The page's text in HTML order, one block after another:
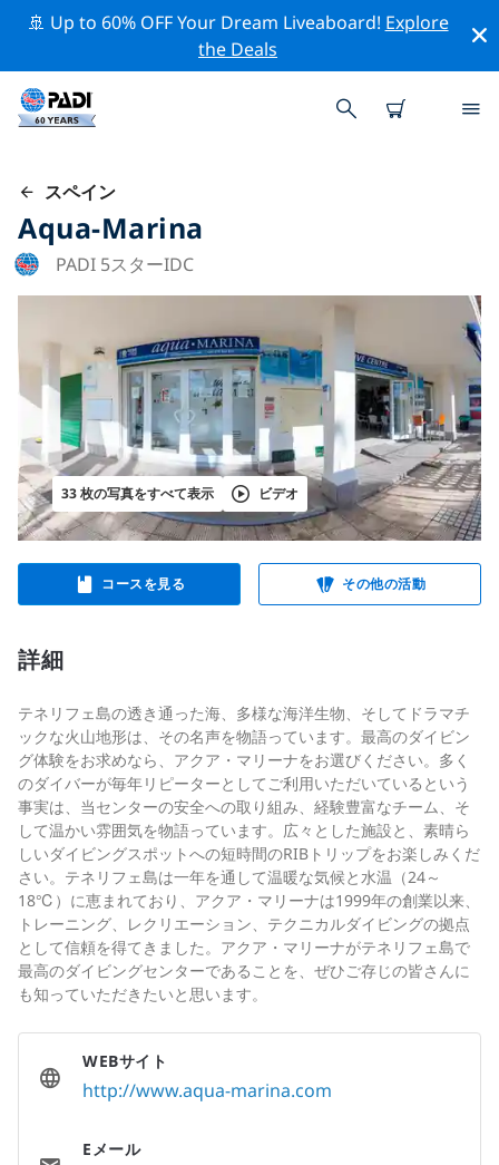
🚢 Up to 60% OFF Your Dream Liveaboard! Explore
the Deals
スペイン
Aqua-Marina
PADI 5スターIDC
33 枚の写真をすべて表示 ビデオ
コースを見る その他の活動
詳細
テネリフェ島の透き通った海、多様な海洋生物、そしてドラマチ
ックな火山地形は、その名声を物語っています。最高のダイビン
グ体験をお求めなら、アクア・マリーナをお選びください。多く
のダイバーが毎年リピーターとしてご利用いただいているという
事実は、当センターの安全への取り組み、経験豊富なチーム、そ
して温かい雰囲気を物語っています。広々とした施設と、素晴ら
しいダイビングスポットへの短時間のRIBトリップをお楽しみくだ
さい。テネリフェ島は一年を通して温暖な気候と水温（24～
18℃）に恵まれており、アクア・マリーナは1999年の創業以来、
トレーニング、レクリエーション、テクニカルダイビングの拠点
として信頼を得てきました。アクア・マリーナがテネリフェ島で
最高のダイビングセンターであることを、ぜひご存じの皆さんに
も知っていただきたいと思います。
WEBサイト
http://www.aqua-marina.com
Eメール